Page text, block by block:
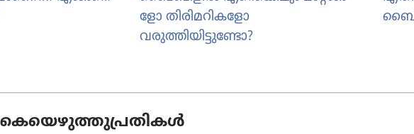
ളോ തിരി​മ​റി​ക​ളോ
വരുത്തിയിട്ടുണ്ടോ?